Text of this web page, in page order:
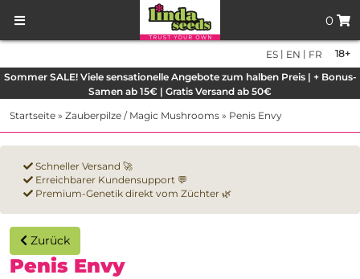
0
18+
ES | EN | FR
Sommer SALE! Viele sensationelle Angebote zum halben Preis | + Bonus-
Samen ab 15€ | Gratis Versand ab 50€
Startseite » Zauberpilze / Magic Mushrooms » Penis Envy
Schneller Versand 🚀
Erreichbarer Kundensupport 💬
Premium-Genetik direkt vom Züchter 🌿
Zurück
Penis Envy